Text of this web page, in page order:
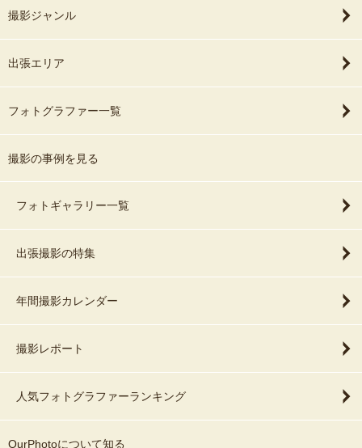
撮影ジャンル
出張エリア
フォトグラファー一覧
撮影の事例を見る
フォトギャラリー一覧
出張撮影の特集
年間撮影カレンダー
撮影レポート
人気フォトグラファーランキング
OurPhotoについて知る